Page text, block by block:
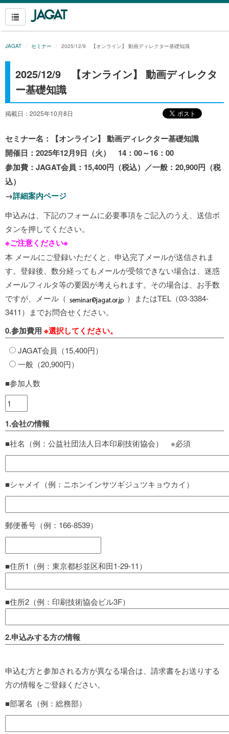
JAGAT セミナー 2025/12/9 【オンライン】 動画ディレクター基礎知識
2025/12/9 【オンライン】 動画ディレクタ
ー基礎知識
掲載日：2025年10月8日
セミナー名：【オンライン】 動画ディレクター基礎知識
開催日：2025年12月9日（火） 14：00～16：00
参加費：JAGAT会員：15,400円（税込）／一般：20,900円（税
込）
→詳細案内ページ
申込みは、下記のフォームに必要事項をご記入のうえ、送信ボ
タンを押してください。
※ご注意ください※
本 メールにご登録いただくと、申込完了メールが送信されま
す。登録後、数分経ってもメールが受領できない場合は、迷惑
メールフィルタ等の要因が考えられます。その場合は、お手数
ですが、メール（
）またはTEL（03-3384-
3411）までお問合せください。
0.参加費用 ※選択してください。
JAGAT会員（15,400円）
一般（20,900円）
■参加人数
1.会社の情報
■社名（例：公益社団法人日本印刷技術協会） ※必須
■シャメイ（例：ニホンインサツギジュツキョウカイ）
郵便番号（例：166-8539）
■住所1（例：東京都杉並区和田1-29-11）
■住所2（例：印刷技術協会ビル3F）
2.申込みする方の情報
申込む方と参加される方が異なる場合は、請求書をお送りする
方の情報をご登録ください。
■部署名（例：総務部）